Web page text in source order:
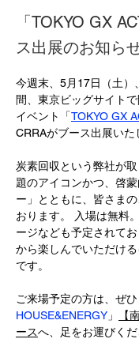
「TOKYO GX
ス出展のお知ら
今週末、5月17日（土）
間、東京ビッグサイト
イベント「TOKYO GX
CRRAがブース出展いた
炭素回収という弊社が
題のアイコンかつ、啓
ー」とともに、皆さま
おります。 入場は無料
ージなども予定されて
から楽しんでいただけ
です。
ご来場予定の方は、ぜひ
HOUSE&ENERGY 」
【
ースへ、足をお運びくだ